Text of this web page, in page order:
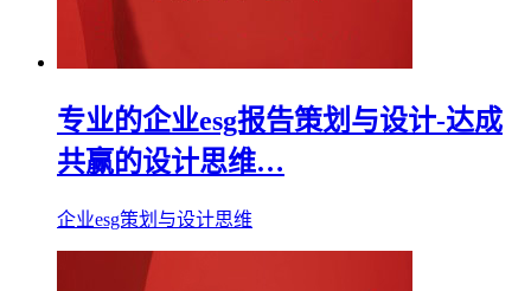
专业的企业esg报告策划与设计-达成
共赢的设计思维…
企业esg策划与设计思维